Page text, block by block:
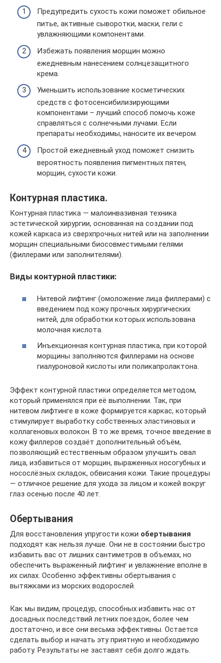
Предупредить сухость кожи поможет обильное
питье, активные сыворотки, маски, гели с
увлажняющими компонентами.
Избежать появления морщин можно
ежедневным нанесением солнцезащитного
крема.
Уменьшить использование косметических
средств с фотосенсибилизирующими
компонентами – лучший способ помочь коже
справляться с солнечными лучами. Если
препараты необходимы, наносите их вечером.
Простой ежедневный уход поможет снизить
вероятность появления пигментных пятен,
морщин, сухости кожи.
Контурная пластика.
Контурная пластика — малоинвазивная техника
эстетической хирургии, основанная на создании под
кожей каркаса из сверхпрочных нитей или на заполнении
морщин специальными биосовместимыми гелями
(филлерами или заполнителями).
Виды контурной пластики:
Нитевой лифтинг (омоложение лица филлерами) с
введением под кожу прочных хирургических
нитей, для обработки которых использована
молочная кислота.
Инъекционная контурная пластика, при которой
морщины заполняются филлерами на основе
гиалуроновой кислоты или поликапролактона.
Эффект контурной пластики определяется методом,
который применялся при её выполнении. Так, при
нитевом лифтинге в коже формируется каркас, который
стимулирует выработку собственных эластиновых и
коллагеновых волокон. В то же время, точное введение в
кожу филлеров создаёт дополнительный объём,
позволяющий естественным образом улучшить овал
лица, избавиться от морщин, выраженных носогубных и
носослёзных складок, обвисания кожи. Такие процедуры
— отличное решение для ухода за лицом и кожей вокруг
глаз осенью после 40 лет.
Обертывания
Для восстановления упругости кожи обертывания
подходят как нельзя лучше. Они не в состоянии быстро
избавить вас от лишних сантиметров в объемах, но
обеспечить выраженный лифтинг и увлажнение вполне в
их силах. Особенно эффективны обертывания с
вытяжками из морских водорослей.
Как мы видим, процедур, способных избавить нас от
досадных последствий летних поездок, более чем
достаточно, и все они весьма эффективны. Остается
сделать выбор и начать эту приятную и необходимую
работу. Результаты не заставят себя долго ждать.